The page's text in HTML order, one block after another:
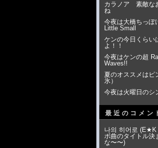
カラノア 素敵な
ね
今夜は大橋ちっぽ
Little Small
ケンの今日くらい
よ！！
今夜はケンの超
Waves!!
夏のオススメはピ
氷）
今夜は火曜日のシ
最近のコメン
나의 히어로 (E★K
ボ曲のタイトル決
な〜〜)